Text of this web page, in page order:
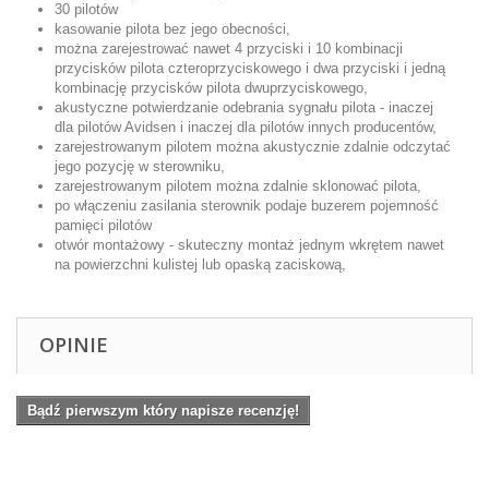
30 pilotów
kasowanie pilota bez jego obecności,
można zarejestrować nawet 4 przyciski i 10 kombinacji
przycisków pilota czteroprzyciskowego i dwa przyciski i jedną
kombinację przycisków pilota dwuprzyciskowego,
akustyczne potwierdzanie odebrania sygnału pilota - inaczej
dla pilotów Avidsen i inaczej dla pilotów innych producentów,
zarejestrowanym pilotem można akustycznie zdalnie odczytać
jego pozycję w sterowniku,
zarejestrowanym pilotem można zdalnie sklonować pilota,
po włączeniu zasilania sterownik podaje buzerem pojemność
pamięci pilotów
otwór montażowy - skuteczny montaż jednym wkrętem nawet
na powierzchni kulistej lub opaską zaciskową,
OPINIE
Bądź pierwszym który napisze recenzję!